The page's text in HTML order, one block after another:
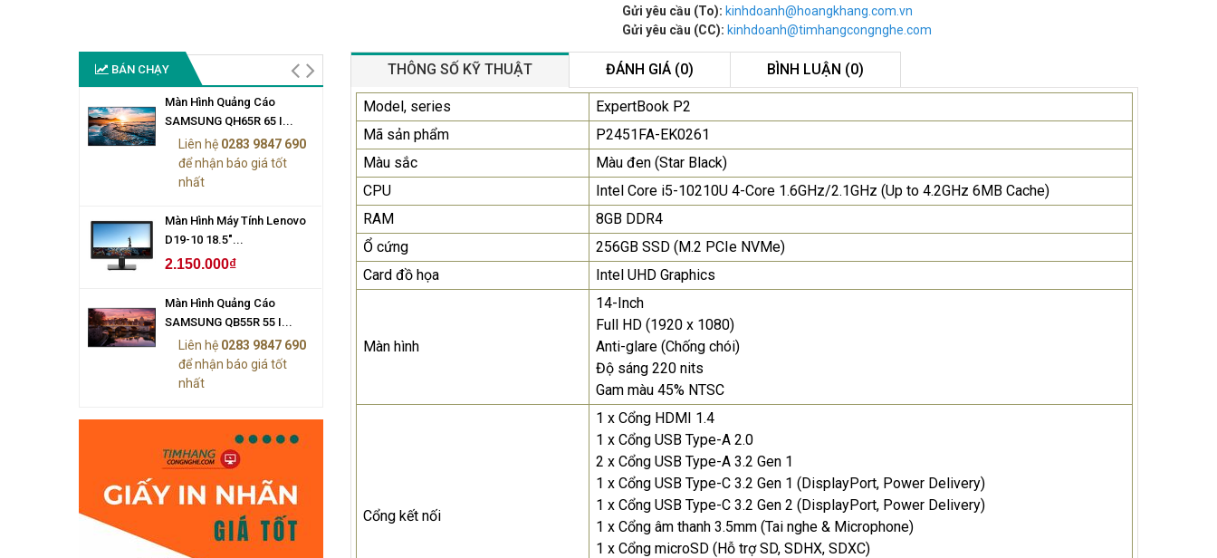
Gửi yêu cầu (To): kinhdoanh@hoangkhang.com.vn
Gửi yêu cầu (CC): kinhdoanh@timhangcongnghe.com
BÁN CHẠY
Màn Hình Quảng Cáo
SAMSUNG QH65R 65 I...
Liên hệ 0283 9847 690
để nhận báo giá tốt
nhất
Màn Hình Máy Tính Lenovo
D19-10 18.5"...
2.150.000₫
Màn Hình Quảng Cáo
SAMSUNG QB55R 55 I...
Liên hệ 0283 9847 690
để nhận báo giá tốt
nhất
Màn Hình Quảng Cáo
SAMSUNG QH65R 65 I...
Liên hệ 0283 9847 690
để nhận báo giá tốt
nhất
Màn Hình Máy Tính Lenovo
D19-10 18.5"...
2.150.000₫
SAMSUNG QB55R 55 I...
Liên hệ 0283 9847 690
để nhận báo giá tốt
nhất
THÔNG SỐ KỸ THUẬT ĐÁNH GIÁ (0) BÌNH LUẬN (0)
Model, series
ExpertBook P2
Mã sản phẩm
P2451FA-EK0261
Màu sắc
Màu đen (Star Black)
CPU
Intel Core i5-10210U 4-Core 1.6GHz/2.1GHz (Up to 4.2GHz 6MB Cache)
RAM
8GB DDR4
Ổ cứng
256GB SSD (M.2 PCIe NVMe)
Card đồ họa
Intel UHD Graphics
Màn hình
14-Inch
Full HD (1920 x 1080)
Anti-glare (Chống chói)
Độ sáng 220 nits
Gam màu 45% NTSC
Cổng kết nối
1 x Cổng HDMI 1.4
1 x Cổng USB Type-A 2.0
2 x Cổng USB Type-A 3.2 Gen 1
1 x Cổng USB Type-C 3.2 Gen 1 (DisplayPort, Power Delivery)
1 x Cổng USB Type-C 3.2 Gen 2 (DisplayPort, Power Delivery)
1 x Cổng âm thanh 3.5mm (Tai nghe & Microphone)
1 x Cổng microSD (Hỗ trợ SD, SDHX, SDXC)